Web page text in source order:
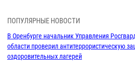
28 июля 2026, 09:41 1
Росгвардейцы обеспечили правопорядок
ВМФ в Оренбурге
27 июля 2026, 14:36 2
ПОПУЛЯРНЫЕ НОВОСТИ
В Оренбурге начальник Управления
области проверил антитеррористическую
оздоровительных лагерей